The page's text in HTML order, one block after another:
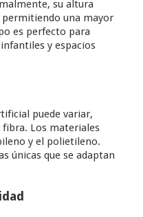
su altura
una mayor
es perfecto para
y espacios
puede variar,
Los materiales
y el polietileno.
únicas que se adaptan